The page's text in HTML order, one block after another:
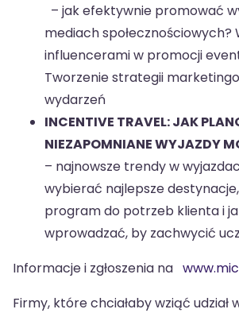
– jak efektywnie promować
mediach społecznościowych?
influencerami w promocji
Tworzenie strategii
wydarzeń
INCENTIVE TRAVEL: JAK
NIEZAPOMNIANE WYJAZDY
– najnowsze trendy w
wybierać najlepsze
program do potrzeb klienta i
wprowadzać, by zachwycić
Informacje i zgłoszenia na
Firmy, które chciałaby wziąć udział